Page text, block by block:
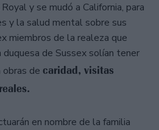
y se mudó a California, para
y la salud mental sobre sus
miembros de la realeza que
de Sussex solían tener
obras de caridad, visitas
en nombre de la familia